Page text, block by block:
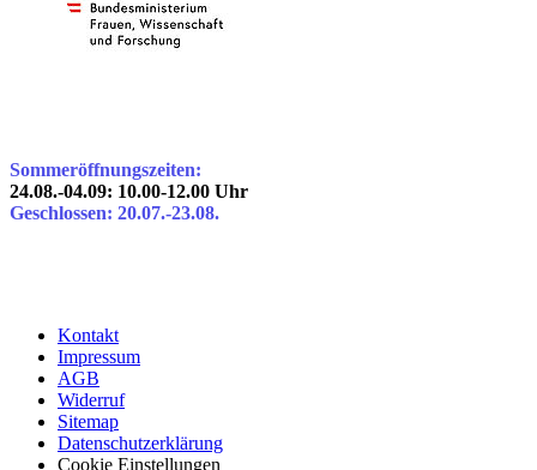
Sommeröffnungszeiten:
24.08.-04.09: 10.00-12.00 Uhr
Geschlossen: 20.07.-23.08.
Kontakt
Impressum
AGB
Widerruf
Sitemap
Datenschutzerklärung
Cookie Einstellungen